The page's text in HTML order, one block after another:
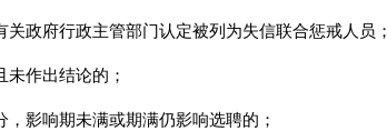
政府行政主管部门认定被列为失信联合惩戒人员；
作出结论的；
影响期未满或期满仍影响选聘的；